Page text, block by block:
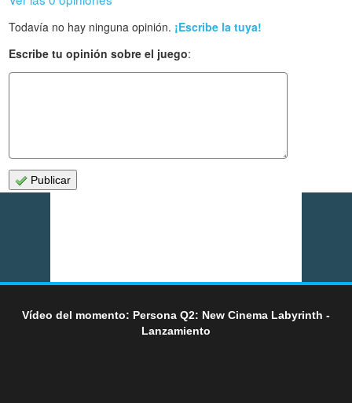
Todavía no hay ninguna opinión. ¡Escribe la tuya!
Escribe tu opinión sobre el juego:
Publicar
Vídeo del momento: Persona Q2: New Cinema Labyrinth -
Lanzamiento